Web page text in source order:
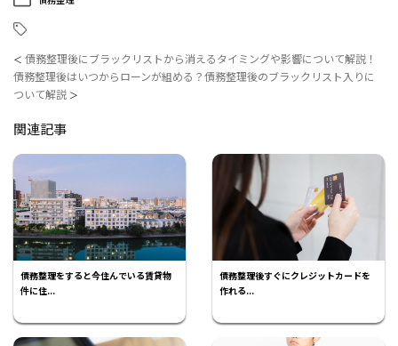
＜ 債務整理後にブラックリストから消えるタイミングや影響について解説！
債務整理後はいつからローンが組める？債務整理後のブラックリスト入りに
ついて解説 ＞
関連記事
債務整理をすると今住んでいる賃貸物
件に住...
債務整理後すぐにクレジットカードを
作れる...